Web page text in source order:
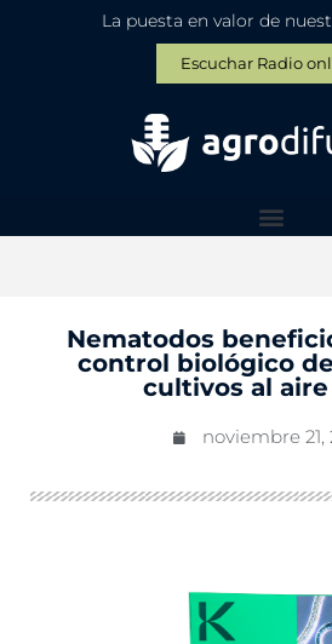
La puesta en valor de
Escuchar Radio
Nematodos
control biológico
cultivos al
noviembre 21,